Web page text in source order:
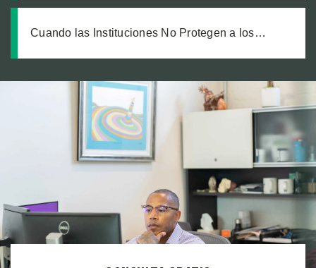
Cuando las Instituciones No Protegen a los